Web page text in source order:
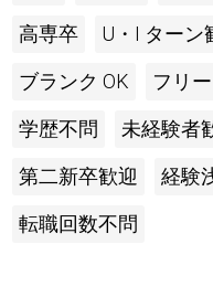
高専卒 U・I ターン
ブランク OK フリ
学歴不問 未経験者
第二新卒歓迎 経験
転職回数不問